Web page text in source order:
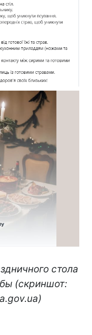
стола
(скриншот: